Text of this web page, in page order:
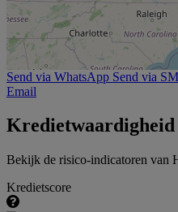
Send via WhatsApp Send via
Email
Kredietwaardigheid
Bekijk de risico-indicatoren van
Kredietscore